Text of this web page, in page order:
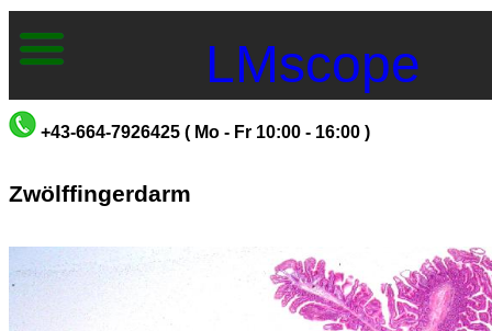
LMscope
+43-664-7926425 ( Mo - Fr 10:00 - 16:00 )
Zwölffingerdarm